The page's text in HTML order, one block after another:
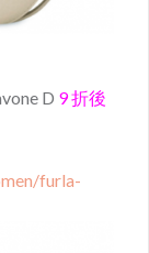
D 9 折後
furla-